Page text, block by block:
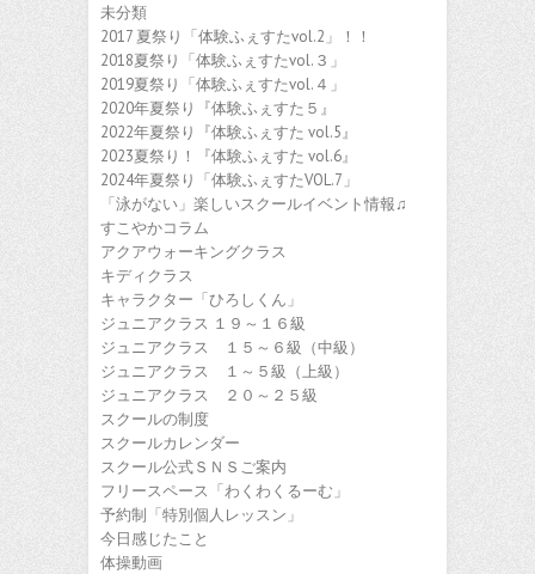
未分類
2017 夏祭り「体験ふぇすたvol.2」！！
2018夏祭り「体験ふぇすたvol.３」
2019夏祭り「体験ふぇすたvol.４」
2020年夏祭り『体験ふぇすた５』
2022年夏祭り『体験ふぇすた vol.5』
2023夏祭り！『体験ふぇすた vol.6』
2024年夏祭り「体験ふぇすたVOL.7」
「泳がない」楽しいスクールイベント情報♫
すこやかコラム
アクアウォーキングクラス
キディクラス
キャラクター「ひろしくん」
ジュニアクラス １９～１６級
ジュニアクラス １５～６級（中級）
ジュニアクラス １～５級（上級）
ジュニアクラス ２０～２５級
スクールの制度
スクールカレンダー
スクール公式ＳＮＳご案内
フリースペース「わくわくるーむ」
予約制「特別個人レッスン」
今日感じたこと
体操動画